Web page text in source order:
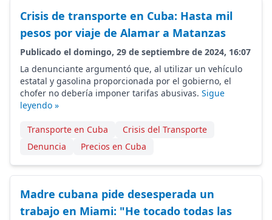
Crisis de transporte en Cuba: Hasta mil
pesos por viaje de Alamar a Matanzas
Publicado el domingo, 29 de septiembre de 2024, 16:07
La denunciante argumentó que, al utilizar un vehículo
estatal y gasolina proporcionada por el gobierno, el
chofer no debería imponer tarifas abusivas. Sigue
leyendo »
Transporte en Cuba
Crisis del Transporte
Denuncia
Precios en Cuba
Madre cubana pide desesperada un
trabajo en Miami: "He tocado todas las